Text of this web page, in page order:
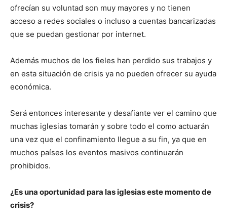
ofrecían su voluntad son muy mayores y no tienen
acceso a redes sociales o incluso a cuentas bancarizadas
que se puedan gestionar por internet.
Además muchos de los fieles han perdido sus trabajos y
en esta situación de crisis ya no pueden ofrecer su ayuda
económica.
Será entonces interesante y desafiante ver el camino que
muchas iglesias tomarán y sobre todo el como actuarán
una vez que el confinamiento llegue a su fin, ya que en
muchos países los eventos masivos continuarán
prohibidos.
¿Es una oportunidad para las iglesias este momento de
crisis?